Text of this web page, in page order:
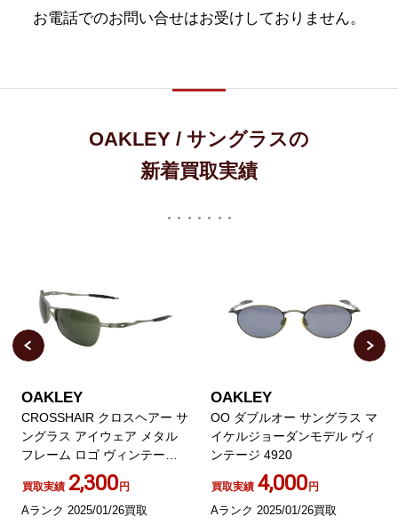
お電話でのお問い合せはお受けしておりません。
OAKLEY / サングラスの
新着買取実績
OAKLEY
CROSSHAIR クロスヘアー サ
ングラス アイウェア メタル
フレーム ロゴ ヴィンテージ
シルバーカラー 黒 ブラック
買取実績 2,300円
Aランク 2025/01/26買取
OAKLEY
OO ダブルオー サングラス マ
イケルジョーダンモデル ヴィ
ンテージ 4920
買取実績 4,000円
Aランク 2025/01/26買取